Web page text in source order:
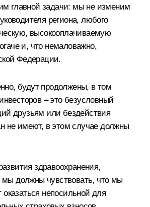
главной задачи: мы не изменим
региона, любого
высокооплачиваемую
и, что немаловажно,
Федерации.
будут продолжены, в том
– это безусловный
друзьям или бездействия
не имеют, в этом случае должны
здравоохранения,
мы должны чувствовать, что мы
непосильной для